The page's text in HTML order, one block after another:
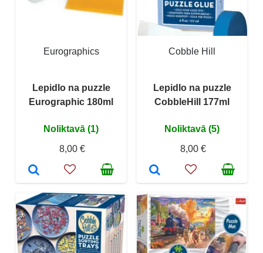
Eurographics
Lepidlo na puzzle
Eurographic 180ml
Noliktavā (1)
8,00 €
Cobble Hill
Lepidlo na puzzle
CobbleHill 177ml
Noliktavā (5)
8,00 €